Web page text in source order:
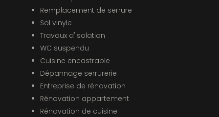
Remplacement de serrure
Sol vinyle
Travaux d'isolation
WC suspendu
Cuisine encastrable
Dépannage serrurerie
Entreprise de rénovation
Rénovation appartement
Rénovation de cuisine